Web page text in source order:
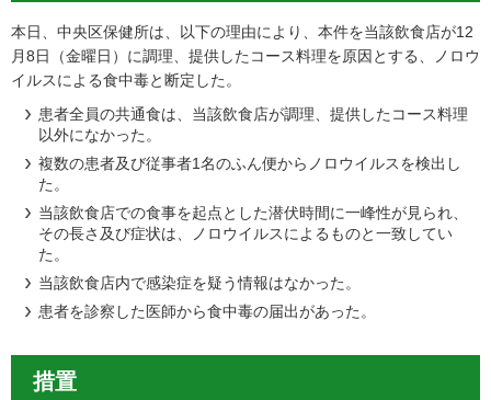
本日、中央区保健所は、以下の理由により、本件を当該飲食店が12
月8日（金曜日）に調理、提供したコース料理を原因とする、ノロウ
イルスによる食中毒と断定した。
患者全員の共通食は、当該飲食店が調理、提供したコース料理
以外になかった。
複数の患者及び従事者1名のふん便からノロウイルスを検出し
た。
当該飲食店での食事を起点とした潜伏時間に一峰性が見られ、
その長さ及び症状は、ノロウイルスによるものと一致してい
た。
当該飲食店内で感染症を疑う情報はなかった。
患者を診察した医師から食中毒の届出があった。
措置